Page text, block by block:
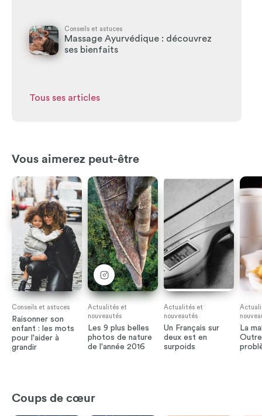
Conseils et astuces
Massage Ayurvédique : découvrez
ses bienfaits
Tous ses articles
Vous aimerez peut-être
Conseils et astuces
Raisonner son
enfant : les mots
pour l'aider à
grandir
Actualités et
nouveautés
Les 9 plus belles
photos de nature
de l'année 2016
Actualités et
nouveautés
Un Français sur
deux est en
surpoids
La
Coups de cœur